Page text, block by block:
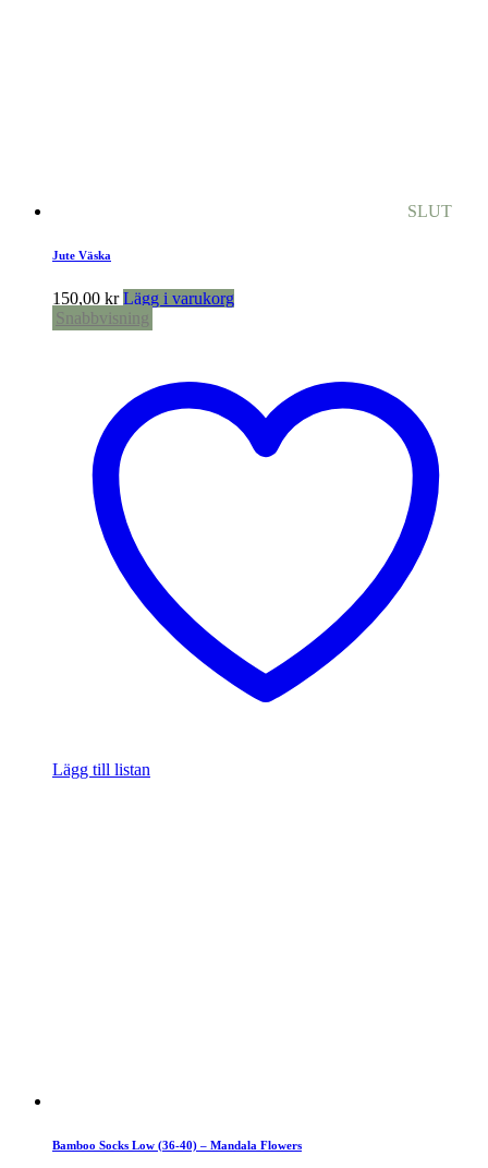
SLUT
Jute Väska
150,00 kr Lägg i varukorg
Snabbvisning
Lägg till listan
Bamboo Socks Low (36-40) – Mandala Flowers